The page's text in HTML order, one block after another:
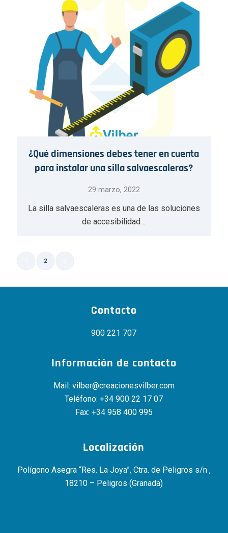
¿Qué dimensiones debes tener en cuenta
para instalar una silla salvaescaleras?
29 marzo, 2022
La silla salvaescaleras es una de las soluciones
de accesibilidad…
2
Contacto
900 221 707
Información de contacto
Mail: vilber@creacionesvilber.com
Teléfono:+34 900 22 17 07
Fax: +34 958 400 995
Localización
Polígono Asegra “Res. La Joya”, Ctra. de Peligros s/n ,
18210 – Peligros (Granada)